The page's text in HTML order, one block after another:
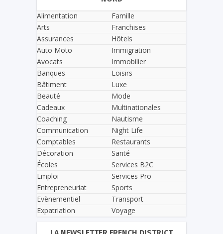
Alimentation
Arts
Assurances
Auto Moto
Avocats
Banques
Bâtiment
Beauté
Cadeaux
Coaching
Communication
Comptables
Décoration
Écoles
Emploi
Entrepreneuriat
Evènementiel
Expatriation
Famille
Franchises
Hôtels
Immigration
Immobilier
Loisirs
Luxe
Mode
Multinationales
Nautisme
Night Life
Restaurants
Santé
Services B2C
Services Pro
Sports
Transport
Voyage